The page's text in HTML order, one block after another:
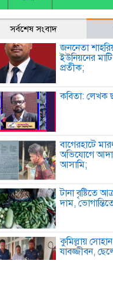
সর্বশেষ সংবাদ
জননেতা
ইউনিয়নের
প্রতীক;
কবিতা: লেখক
বাগেরহাটে
অভিযোগে
আসামি;
টানা বৃষ্টিতে
দাম,
কুমিল্লায়
যাবজ্জীবন,